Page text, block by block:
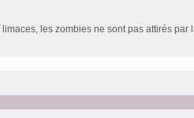
les zombies ne sont pas attirés